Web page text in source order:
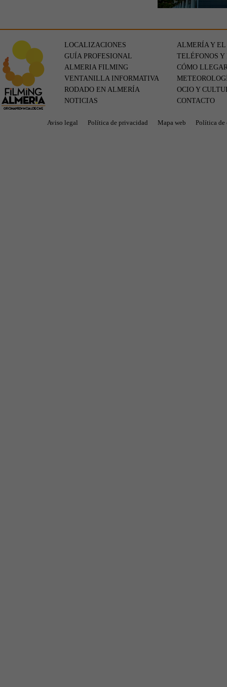
LOCALIZACIONES
GUÍA PROFESIONAL
ALMERIA FILMING
VENTANILLA INFORMATIVA
RODADO EN ALMERÍA
NOTICIAS
ALMERÍA Y EL
TELÉFONOS Y
CÓMO
OCIO Y
CONTACTO
Aviso legal Política de privacidad Mapa web Política de